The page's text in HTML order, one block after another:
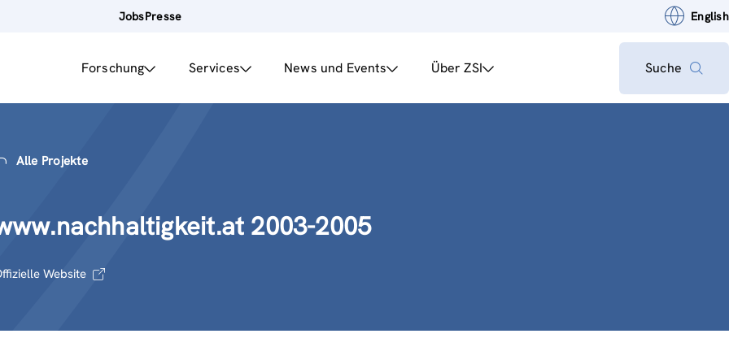
JobsPresse English
Forschung Services News und Events Über ZSI Suche
Alle Projekte
2003-2005
Website